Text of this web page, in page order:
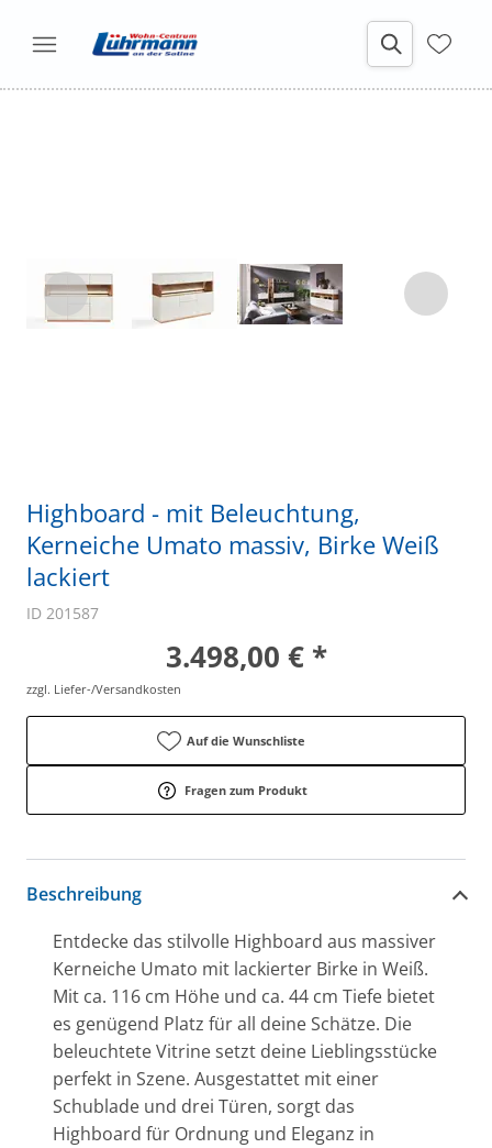
Highboard - mit Beleuchtung,
Kerneiche Umato massiv, Birke Weiß
lackiert
ID 201587
3.498,00 € *
zzgl. Liefer-/Versandkosten
Auf die Wunschliste
Fragen zum Produkt
Beschreibung
Entdecke das stilvolle Highboard aus massiver
Kerneiche Umato mit lackierter Birke in Weiß.
Mit ca. 116 cm Höhe und ca. 44 cm Tiefe bietet
es genügend Platz für all deine Schätze. Die
beleuchtete Vitrine setzt deine Lieblingsstücke
perfekt in Szene. Ausgestattet mit einer
Schublade und drei Türen, sorgt das
Highboard für Ordnung und Eleganz in